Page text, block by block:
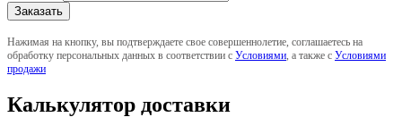
Нажимая на кнопку, вы подтверждаете свое совершеннолетие, соглашаетесь на
обработку персональных данных в соответствии с Условиями , а также с Условиями
продажи
Калькулятор доставки